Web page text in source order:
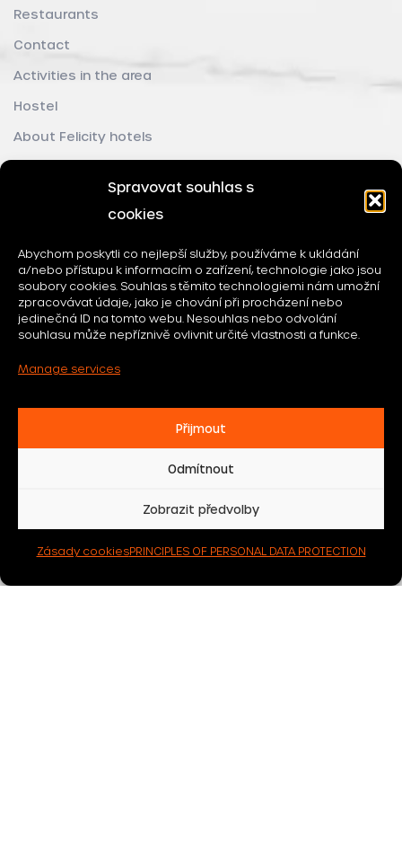
Spravovat souhlas s
cookies
Abychom poskytli co nejlepší služby, používáme k ukládání
a/nebo přístupu k informacím o zařízení, technologie jako jsou
soubory cookies. Souhlas s těmito technologiemi nám umožní
zpracovávat údaje, jako je chování při procházení nebo
jedinečná ID na tomto webu. Nesouhlas nebo odvolání
souhlasu může nepříznivě ovlivnit určité vlastnosti a funkce.
Manage services
Přijmout
Odmítnout
Zobrazit předvolby
Zásady cookiesPRINCIPLES OF PERSONAL DATA PROTECTION
Restaurants
Contact
Activities in the area
Hostel
About Felicity hotels